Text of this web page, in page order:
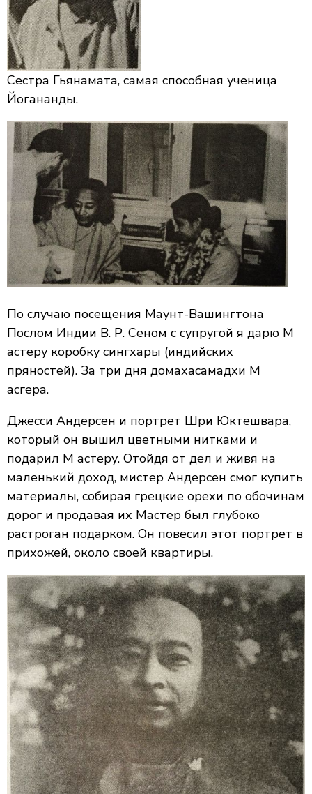
Сестра Гьянамата, самая способная ученица
Йогананды.
По случаю посещения Маунт-Вашингтона
Послом Индии В. Р. Сеном с супругой я дарю М
астеру коробку сингхары (индийских
пряностей). За три дня домахасамадхи М
асгера.
Джесси Андерсен и портрет Шри Юктешвара,
который он вышил цветными нитками и
подарил М астеру. Отойдя от дел и живя на
маленький доход, мистер Андерсен смог купить
материалы, собирая грецкие орехи по обочинам
дорог и продавая их Мастер был глубоко
растроган подарком. Он повесил этот портрет в
прихожей, около своей квартиры.